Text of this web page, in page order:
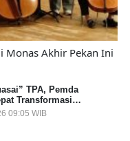
Monas Akhir Pekan Ini
TPA, Pemda
Transformasi
Organik dari Sumber
09:05 WIB